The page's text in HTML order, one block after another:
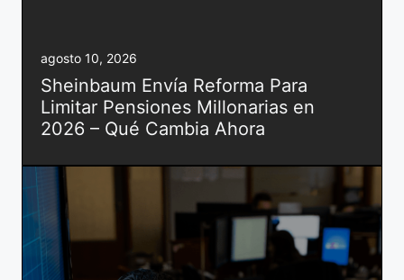
agosto 10, 2026
Sheinbaum Envía Reforma Para
Limitar Pensiones Millonarias en
2026 – Qué Cambia Ahora